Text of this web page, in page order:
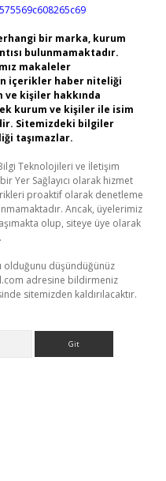
bir marka, kurum
bulunmamaktadır.
makaleler
içerikler haber niteliği
ve kişiler hakkında
kurum ve kişiler ile isim
Sitemizdeki bilgiler
taşımazlar.
Teknolojileri ve İletişim
Yer Sağlayıcı olarak hizmet
proaktif olarak denetleme
Ancak, üyelerimiz
olup, siteye üye olarak
olduğunu düşündüğünüz
adresine bildirmeniz
sitemizden kaldırılacaktır.